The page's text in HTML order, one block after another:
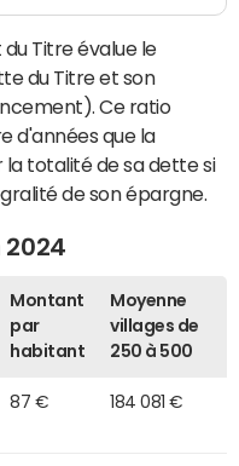
Titre évalue le
du Titre et son
Ce ratio
d'années que la
totalité de sa dette si
de son épargne.
2024
Montant
par
habitant
Moyenne
villages de
250 à 500
87 € 184 081 €